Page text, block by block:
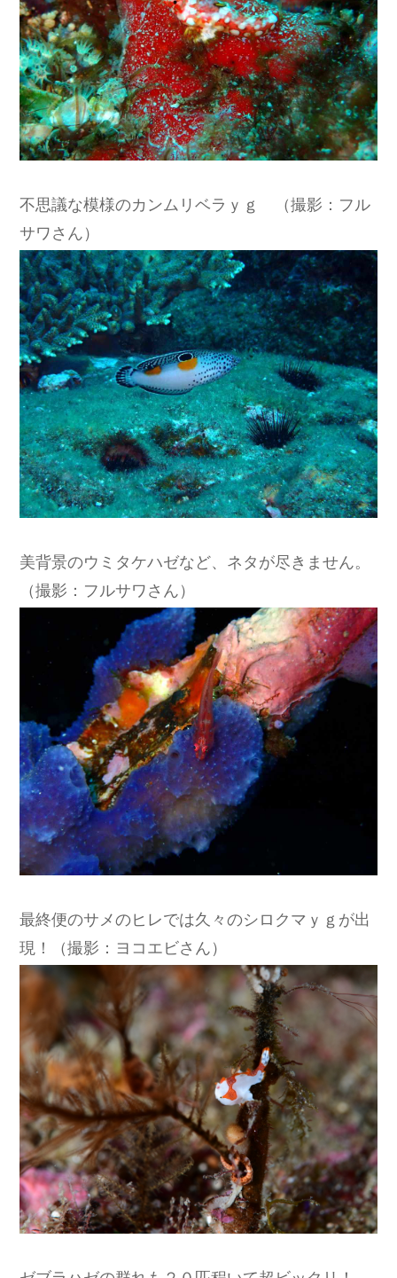
不思議な模様のカンムリベラｙｇ （撮影：フル
サワさん）
美背景のウミタケハゼなど、ネタが尽きません。
（撮影：フルサワさん）
最終便のサメのヒレでは久々のシロクマｙｇが出
現！（撮影：ヨコエビさん）